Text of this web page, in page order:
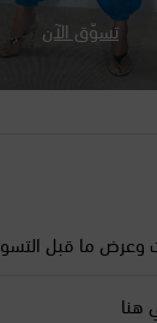
تسوّق الآن
وعرض ما قبل
هنا